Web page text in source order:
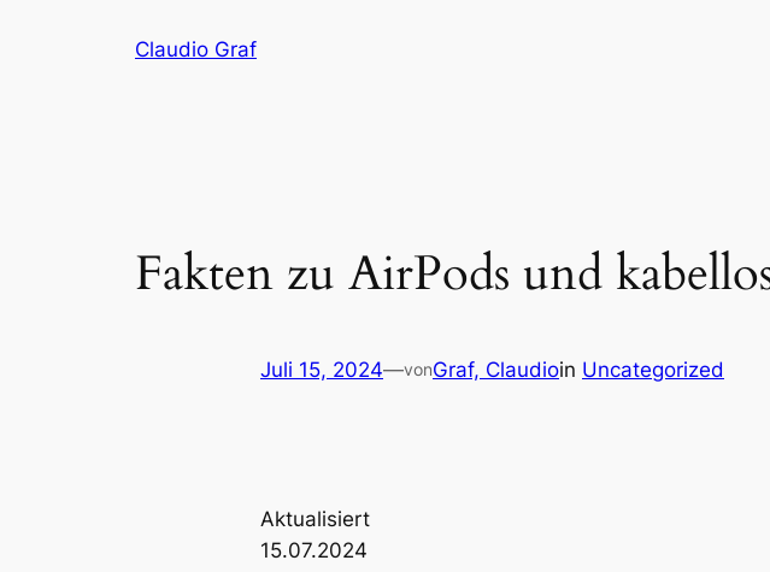
Claudio Graf
Fakten zu AirPods und
Juli 15, 2024—vonGraf, Claudioin Uncategorized
Aktualisiert
15.07.2024